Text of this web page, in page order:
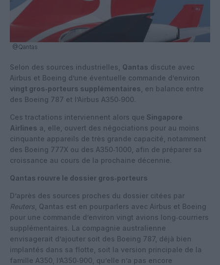
@Qantas
Selon des sources industrielles, Qantas discute avec
Airbus et Boeing d’une éventuelle commande d’environ
vingt gros‑porteurs supplémentaires , en balance entre
des Boeing 787 et l’Airbus A350‑900.
Ces tractations interviennent alors que Singapore
Airlines a, elle, ouvert des négociations pour au moins
cinquante appareils de très grande capacité, notamment
des Boeing 777X ou des A350‑1000, afin de préparer sa
croissance au cours de la prochaine décennie.
Qantas rouvre le dossier gros‑porteurs
D’après des sources proches du dossier citées par
Reuters , Qantas est en pourparlers avec Airbus et Boeing
pour une commande d’environ vingt avions long‑courriers
supplémentaires. La compagnie australienne
envisagerait d’ajouter soit des Boeing 787, déjà bien
implantés dans sa flotte, soit la version principale de la
famille A350, l’A350‑900, qu’elle n’a pas encore